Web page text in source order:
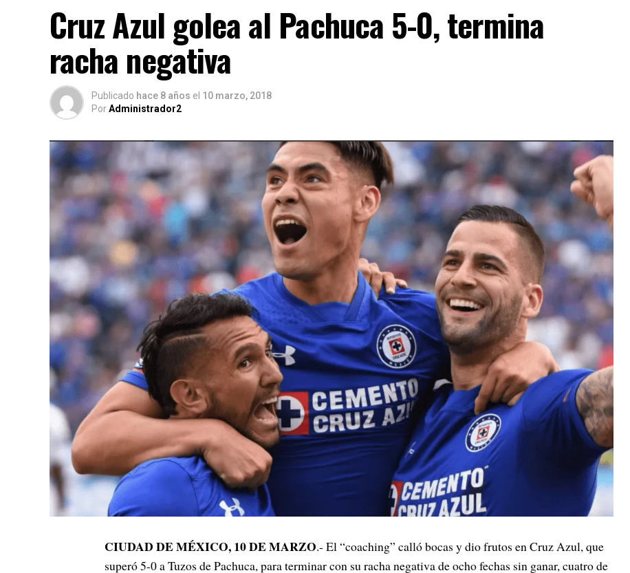
Cruz Azul golea al Pachuca 5-0, termina
racha negativa
Publicado hace 8 años el 10 marzo, 2018
PorAdministrador2
CIUDAD DE MÉXICO, 10 DE MARZO.- El “coaching” calló bocas y dio frutos en Cruz Azul, que
superó 5-0 a Tuzos de Pachuca, para terminar con su racha negativa de ocho fechas sin ganar, cuatro de